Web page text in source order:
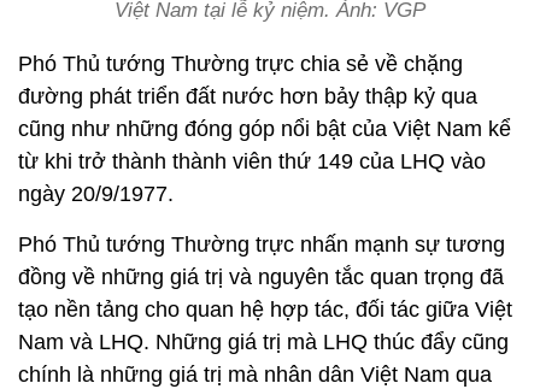
Việt Nam tại lễ kỷ niệm. Ảnh: VGP
Phó Thủ tướng Thường trực chia sẻ về chặng
đường phát triển đất nước hơn bảy thập kỷ qua
cũng như những đóng góp nổi bật của Việt Nam kể
từ khi trở thành thành viên thứ 149 của LHQ vào
ngày 20/9/1977.
Phó Thủ tướng Thường trực nhấn mạnh sự tương
đồng về những giá trị và nguyên tắc quan trọng đã
tạo nền tảng cho quan hệ hợp tác, đối tác giữa Việt
Nam và LHQ. Những giá trị mà LHQ thúc đẩy cũng
chính là những giá trị mà nhân dân Việt Nam qua